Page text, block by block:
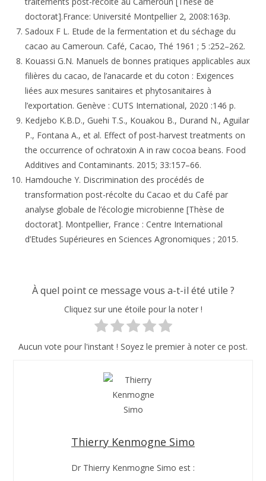
doctorat].France: Université Montpellier 2, 2008:163p.
Sadoux F L. Etude de la fermentation et du séchage du
cacao au Cameroun. Café, Cacao, Thé 1961 ; 5 :252–262.
Kouassi G.N. Manuels de bonnes pratiques applicables aux
filières du cacao, de l’anacarde et du coton : Exigences
liées aux mesures sanitaires et phytosanitaires à
l’exportation. Genève : CUTS International, 2020 :146 p.
Kedjebo K.B.D., Guehi T.S., Kouakou B., Durand N., Aguilar
P., Fontana A., et al. Effect of post-harvest treatments on
the occurrence of ochratoxin A in raw cocoa beans. Food
Additives and Contaminants. 2015; 33:157–66.
Hamdouche Y. Discrimination des procédés de
transformation post-récolte du Cacao et du Café par
analyse globale de l’écologie microbienne [Thèse de
doctorat]. Montpellier, France : Centre International
d’Etudes Supérieures en Sciences Agronomiques ; 2015.
À quel point ce message vous a-t-il été utile ?
Cliquez sur une étoile pour la noter !
Aucun vote pour l'instant ! Soyez le premier à noter ce post.
Thierry Kenmogne Simo
Dr Thierry Kenmogne Simo est :